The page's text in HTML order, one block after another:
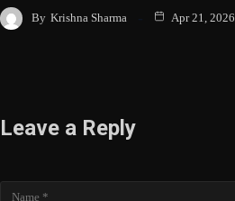
By Krishna Sharma Apr 21, 2026
Leave a Reply